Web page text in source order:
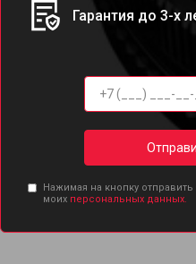
Гарантия до 3-х
Нажимая на кнопку
моих персональных данных.